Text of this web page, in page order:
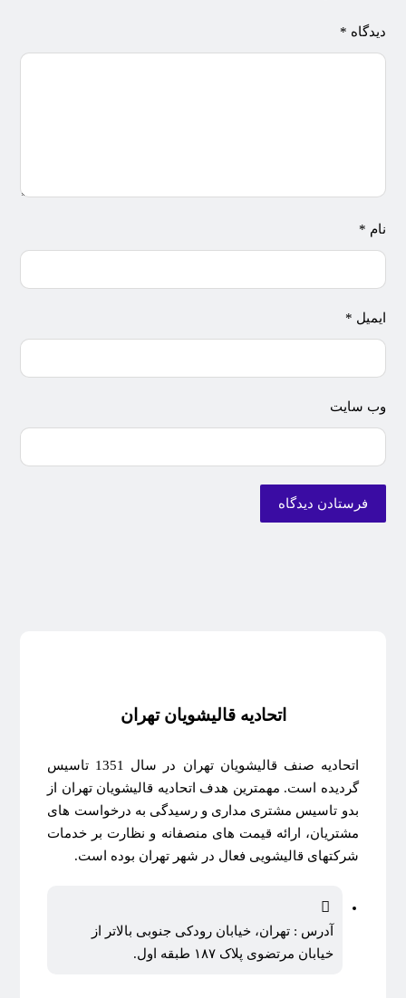
دیدگاه *
نام *
ایمیل *
وب‌ سایت
اتحادیه قالیشویان تهران
اتحادیه صنف قالیشویان تهران در سال 1351 تاسیس
گردیده است. مهمترین هدف اتحادیه قالیشویان تهران از
بدو تاسیس مشتری مداری و رسیدگی به درخواست های
مشتریان، ارائه قیمت های منصفانه و نظارت بر خدمات
شرکتهای قالیشویی فعال در شهر تهران بوده است.
آدرس : تهران، خیابان رودکی جنوبی بالاتر از
خیابان مرتضوی پلاک ۱۸۷ طبقه اول.